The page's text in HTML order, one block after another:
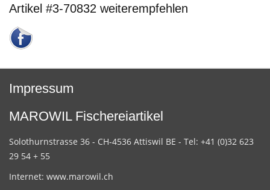
Artikel #3-70832 weiterempfehlen
Impressum
MAROWIL Fischereiartikel
Solothurnstrasse 36 - CH-4536 Attiswil BE - Tel: +41 (0)32 623
29 54 + 55
Internet: www.marowil.ch